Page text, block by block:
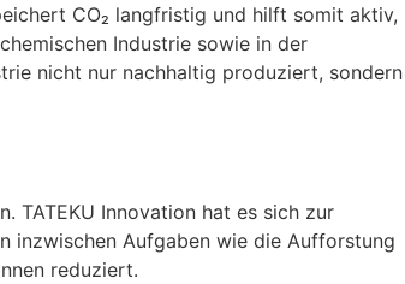
CO₂ langfristig und hilft somit aktiv,
Industrie sowie in der
nicht nur nachhaltig produziert, sondern
TATEKU Innovation hat es sich zur
inzwischen Aufgaben wie die Aufforstung
reduziert.